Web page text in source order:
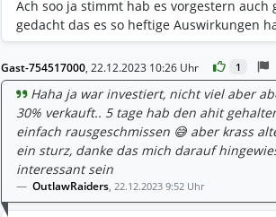
Ach soo ja stimmt hab es vorgestern
gedacht das es so heftige Auswirkungen
Gast-754517000, 22.12.2023 10:26 Uhr 1
Haha ja war investiert, nicht viel aber
30% verkauft.. 5 tage hab den ahit
einfach rausgeschmissen 😅 aber krass
ein sturz, danke das mich darauf
interessant sein
OutlawRaiders, 22.12.2023 9:52 Uhr